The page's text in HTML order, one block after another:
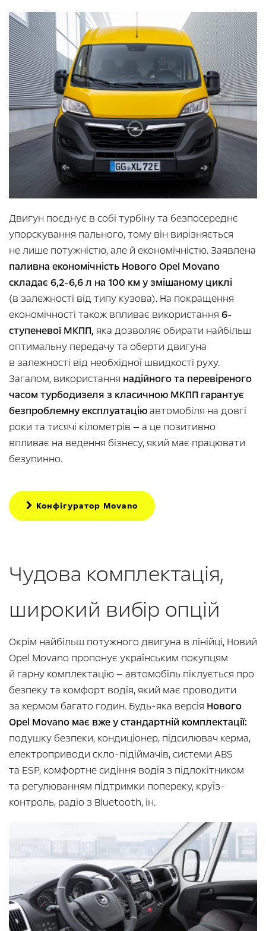
Двигун поєднує в собі турбіну та безпосереднє
упорскування пального, тому він вирізняється
не лише потужністю, але й економічністю. Заявлена
паливна економічність Нового Opel Movano
складає 6,2-6,6 л на 100 км у змішаному циклі
(в залежності від типу кузова). На покращення
економічності також впливає використання 6-
ступеневої МКПП, яка дозволяє обирати найбільш
оптимальну передачу та оберти двигуна
в залежності від необхідної швидкості руху.
Загалом, використання надійного та перевіреного
часом турбодизеля з класичною МКПП гарантує
безпроблемну експлуатаціюавтомобіля на довгі
роки та тисячі кілометрів — а це позитивно
впливає на ведення бізнесу, який має працювати
безупинно.
Конфігуратор Movano
Чудова комплектація,
широкий вибір опцій
Окрім найбільш потужного двигуна в лінійці, Новий
Opel Movano пропонує українським покупцям
й гарну комплектацію — автомобіль піклується про
безпеку та комфорт водія, який має проводити
за кермом багато годин. Будь-яка версія Нового
Opel Movano має вже у стандартній комплектації:
подушку безпеки, кондиціонер, підсилювач керма,
електроприводи скло-підіймачів, системи ABS
та ESP, комфортне сидіння водія з підлокітником
та регулюванням підтримки попереку, круїз-
контроль, радіо з Bluetooth, ін.